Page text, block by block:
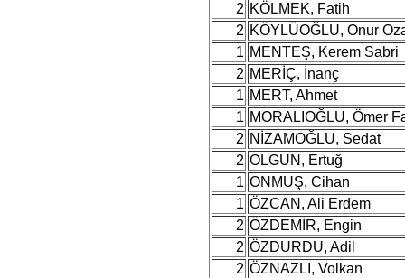
2 KÖLMEK, Fatih
2 KÖYLÜOĞLU, Onur
1 MENTEŞ, Kerem Sabri
2 MERİÇ, İnanç
1 MERT, Ahmet
1 MORALIOĞLU, Ömer
2 NİZAMOĞLU, Sedat
2 OLGUN, Ertuğ
1 ONMUŞ, Cihan
1 ÖZCAN, Ali Erdem
2 ÖZDEMİR, Engin
2 ÖZDURDU, Adil
2 ÖZNAZLI, Volkan